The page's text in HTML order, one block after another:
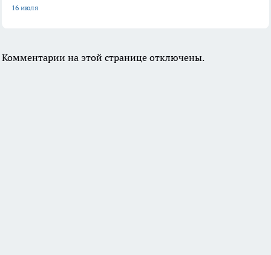
16 июля
Комментарии на этой странице отключены.